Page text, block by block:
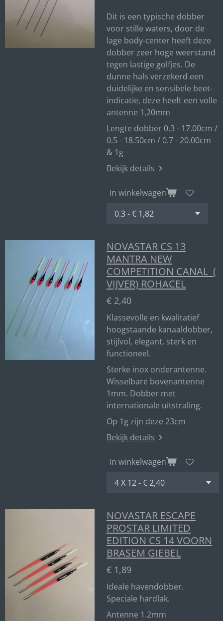
Dit is een typische dobber
voor stille waters, door de
lage body-center heeft deze
dobber zeer hoge weerstand
tegen lastige golfjes. De
dunne hals verzekerd een
duidelijke en sensibele beet-
indicatie, deze heeft een volle
antenne 1,20mm
Lengte dobber 0.3 - 17.00cm /
0.5 - 18.50cm / 0.7 - 20.00cm
& 1g
Bekijk details
In winkelwagen
NOVASTAR CS 13
MANTRA NEW
COMPETITION CANAL (
VIJVER) ROHACEL
€ 2,40
Klassevolle en kwalitatief
hoogstaande kanaaldobber,
stijlvol, elegant, sterk en
functioneel.
Sterke inox onderantenne.
Wisselbare bovenantenne
1mm. Dobber met
internationale uitstraling.
Op 1g zijn deze 23cm
Bekijk details
In winkelwagen
NOVASTAR ESCAPE
PROSTAR LIMITED
EDITION CS 14 VOORN
BRASEM GIEBEL
€ 1,89
Ideale havendobber.
Speciale hardlak.
Antenne 1.2mm